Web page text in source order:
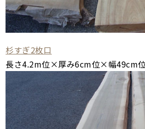
杉すぎ2枚口
長さ4.2m位×厚み6cm位×幅49cm